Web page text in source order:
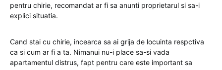
pentru chirie, recomandat ar fi sa anunti proprietarul si sa-i
explici situatia.
Cand stai cu chirie, incearca sa ai grija de locuinta respctiva
ca si cum ar fi a ta. Nimanui nu-i place sa-si vada
apartamentul distrus, fapt pentru care este important sa